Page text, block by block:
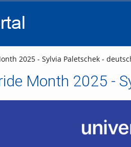
2025 - Sylvia Paletschek -
Month 2025 -